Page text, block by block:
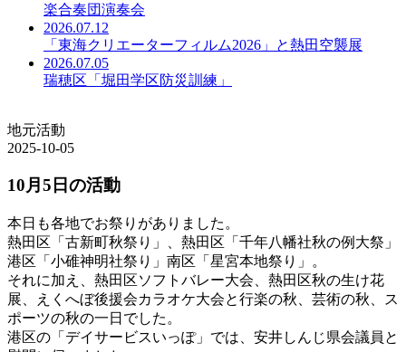
楽合奏団演奏会
2026.07.12
「東海クリエーターフィルム2026」と熱田空襲展
2026.07.05
瑞穂区「堀田学区防災訓練」
地元活動
2025-10-05
10月5日の活動
本日も各地でお祭りがありました。
熱田区「古新町秋祭り」、熱田区「千年八幡社秋の例大祭」
港区「小碓神明社祭り」南区「星宮本地祭り」。
それに加え、熱田区ソフトバレー大会、熱田区秋の生け花
展、えくへぼ後援会カラオケ大会と行楽の秋、芸術の秋、ス
ポーツの秋の一日でした。
港区の「デイサービスいっぽ」では、安井しんじ県会議員と